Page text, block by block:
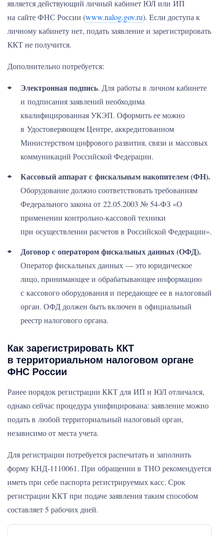
является действующий личный кабинет ЮЛ или ИП
на сайте ФНС России (www.nalog.gov.ru). Если доступа к
личному кабинету нет, подать заявление и зарегистрировать
ККТ не получится.
Дополнительно потребуется:
Электронная подпись. Для работы в личном кабинете
и подписания заявлений необходима
квалифицированная УКЭП. Оформить ее можно
в Удостоверяющем Центре, аккредитованном
Министерством цифрового развития, связи и массовых
коммуникаций Российской Федерации.
Кассовый аппарат с фискальным накопителем (ФН).
Оборудование должно соответствовать требованиям
Федерального закона от 22.05.2003 № 54-ФЗ «О
применении контрольно-кассовой техники
при осуществлении расчетов в Российской Федерации».
Договор с оператором фискальных данных (ОФД).
Оператор фискальных данных — это юридическое
лицо, принимающее и обрабатывающее информацию
с кассового оборудования и передающее ее в налоговый
орган. ОФД должен быть включен в официальный
реестр налогового органа.
Как зарегистрировать ККТ
в территориальном налоговом органе
ФНС России
Ранее порядок регистрации ККТ для ИП и ЮЛ отличался,
однако сейчас процедура унифицирована: заявление можно
подать в любой территориальный налоговый орган,
независимо от места учета.
Для регистрации потребуется распечатать и заполнить
форму КНД-1110061. При обращении в ТНО рекомендуется
иметь при себе паспорта регистрируемых касс. Срок
регистрации ККТ при подаче заявления таким способом
составляет 5 рабочих дней.